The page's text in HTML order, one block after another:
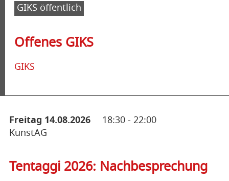
GIKS öffentlich
Offenes GIKS
GIKS
Freitag 14.08.2026 18:30 - 22:00
KunstAG
Tentaggi 2026: Nachbesprechung